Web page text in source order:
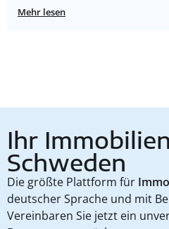
Mehr lesen
Ihr
Schweden
Die größte Plattform für
deutscher Sprache und mit
Vereinbaren Sie jetzt ein